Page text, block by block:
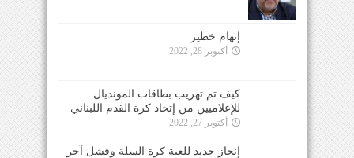
إتهام خطير
أكتوبر 28, 2022
كيف تم تهريب بطاقات المونديال
للإعلاميين من إتحاد كرة القدم اللبناني
أكتوبر 27, 2022
إنجاز جديد للعبة كرة السلة وفشل آخر